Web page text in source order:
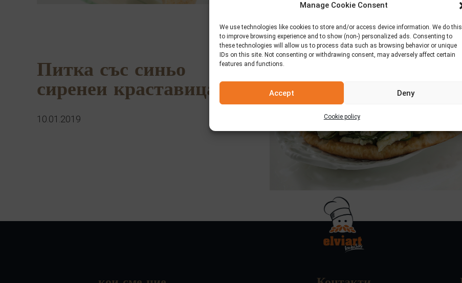
Manage Cookie Consent
We use technologies like cookies to store and/or access device information. We do this
to improve browsing experience and to show (non-) personalized ads. Consenting to
these technologies will allow us to process data such as browsing behavior or unique
IDs on this site. Not consenting or withdrawing consent, may adversely affect certain
features and functions.
Accept Deny
Cookie policy
Питка със синьо
сиренеи краставица
10.01.2019